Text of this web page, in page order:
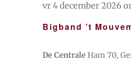
Bigband ’t
vr 4 december 2026
De Centrale Ham 70,